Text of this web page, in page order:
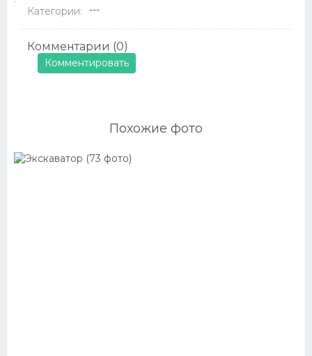
Категории: ---
Комментарии (0)
Комментировать
Похожие фото